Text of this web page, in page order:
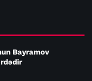
Bayramov